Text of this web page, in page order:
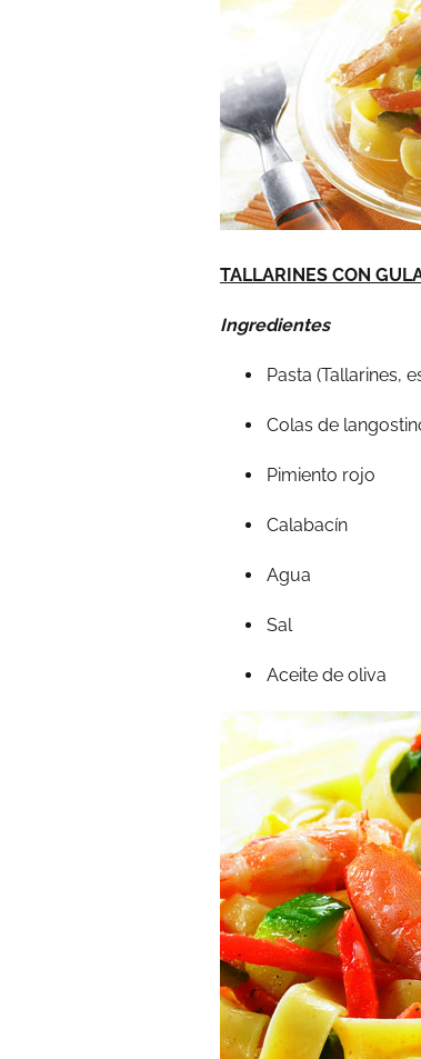
TALLARINES CON
Ingredientes
Pasta (Tallarines,
Colas de
Pimiento rojo
Calabacín
Agua
Sal
Aceite de oliva